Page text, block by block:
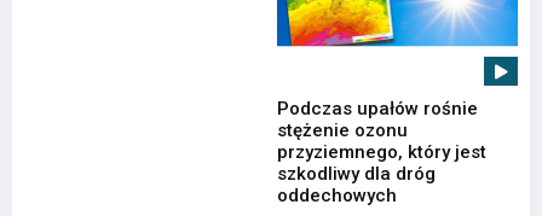
Podczas upałów rośnie
stężenie ozonu
przyziemnego, który jest
szkodliwy dla dróg
oddechowych